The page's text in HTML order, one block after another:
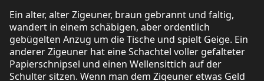
Ein alter, alter Zigeuner, braun gebrannt und faltig,
wandert in einem schäbigen, aber ordentlich
gebügelten Anzug um die Tische und spielt Geige. Ein
anderer Zigeuner hat eine Schachtel voller gefalteter
Papierschnipsel und einen Wellensittich auf der
Schulter sitzen. Wenn man dem Zigeuner etwas Geld